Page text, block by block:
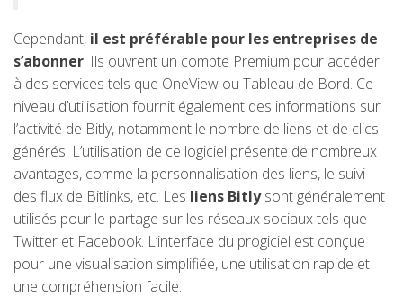
Cependant, il est préférable pour les entreprises de
s’abonner. Ils ouvrent un compte Premium pour accéder
à des services tels que OneView ou Tableau de Bord. Ce
niveau d’utilisation fournit également des informations sur
l’activité de Bitly, notamment le nombre de liens et de clics
générés. L’utilisation de ce logiciel présente de nombreux
avantages, comme la personnalisation des liens, le suivi
des flux de Bitlinks, etc. Les liens Bitlysont généralement
utilisés pour le partage sur les réseaux sociaux tels que
Twitter et Facebook. L’interface du progiciel est conçue
pour une visualisation simplifiée, une utilisation rapide et
une compréhension facile.